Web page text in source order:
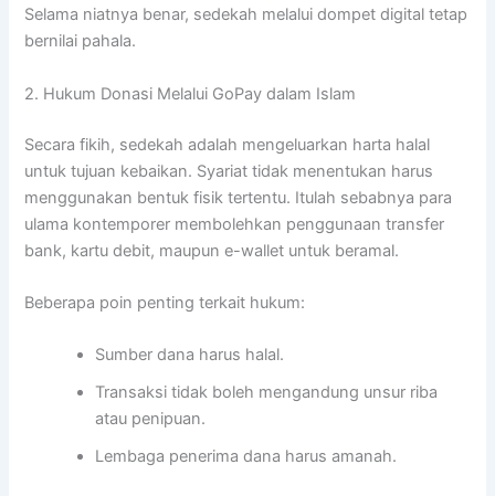
Selama niatnya benar, sedekah melalui dompet digital tetap
bernilai pahala.
2. Hukum Donasi Melalui GoPay dalam Islam
Secara fikih, sedekah adalah mengeluarkan harta halal
untuk tujuan kebaikan. Syariat tidak menentukan harus
menggunakan bentuk fisik tertentu. Itulah sebabnya para
ulama kontemporer membolehkan penggunaan transfer
bank, kartu debit, maupun e-wallet untuk beramal.
Beberapa poin penting terkait hukum:
Sumber dana harus halal.
Transaksi tidak boleh mengandung unsur riba
atau penipuan.
Lembaga penerima dana harus amanah.